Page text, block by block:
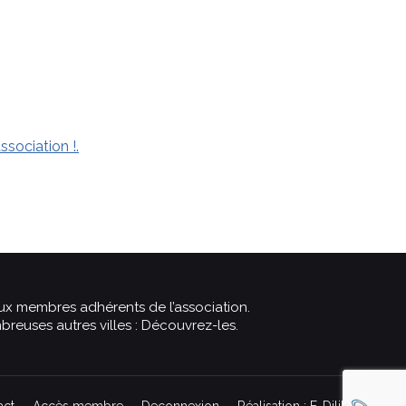
!.
membres adhérents de l’association.
autres villes : Découvrez-les.